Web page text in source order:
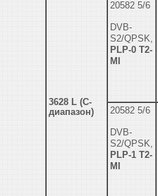
3628 L (C-
диапазон)
20582 5/6
DVB-
S2/QPSK,
PLP-0 T2-
MI
20582 5/6
DVB-
S2/QPSK,
PLP-1 T2-
MI